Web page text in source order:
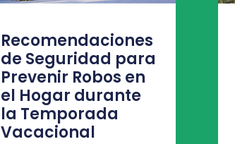
Recomendaciones
de Seguridad para
Prevenir Robos en
el Hogar durante
la Temporada
Vacacional